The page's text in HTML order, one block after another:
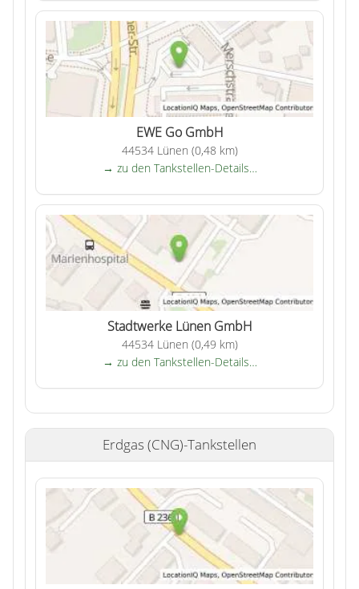
EWE Go GmbH
44534 Lünen (0,48 km)
→ zu den Tankstellen-Details…
Stadtwerke Lünen GmbH
44534 Lünen (0,49 km)
→ zu den Tankstellen-Details…
Erdgas (CNG)-Tankstellen